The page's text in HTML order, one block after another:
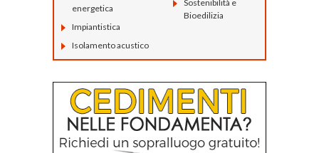
energetica
Impiantistica
Isolamento acustico
Sostenibilità e
Bioedilizia